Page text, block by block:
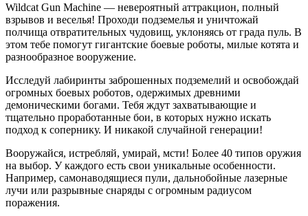
Wildcat Gun Machine — невероятный аттракцион, полный
взрывов и веселья! Проходи подземелья и уничтожай
полчища отвратительных чудовищ, уклоняясь от града пуль. В
этом тебе помогут гигантские боевые роботы, милые котята и
разнообразное вооружение.
Исследуй лабиринты заброшенных подземелий и освобождай
огромных боевых роботов, одержимых древними
демоническими богами. Тебя ждут захватывающие и
тщательно проработанные бои, в которых нужно искать
подход к сопернику. И никакой случайной генерации!
Вооружайся, истребляй, умирай, мсти! Более 40 типов оружия
на выбор. У каждого есть свои уникальные особенности.
Например, самонаводящиеся пули, дальнобойные лазерные
лучи или разрывные снаряды с огромным радиусом
поражения.